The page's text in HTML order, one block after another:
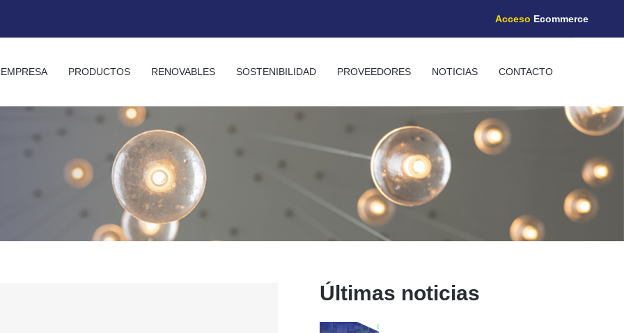
EMPRESA PRODUCTOS RENOVABLES SOSTENIBILIDAD PROVEEDORES NOTICIAS CONTACTO
Últimas noticias
Acceso Ecommerce